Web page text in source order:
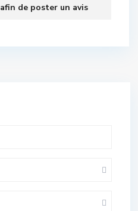
afin de poster un avis